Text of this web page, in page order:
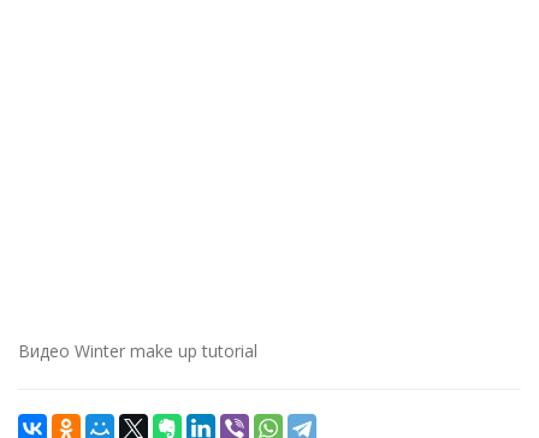
Видео Winter make up tutorial